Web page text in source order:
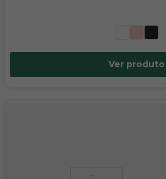
Ver produto